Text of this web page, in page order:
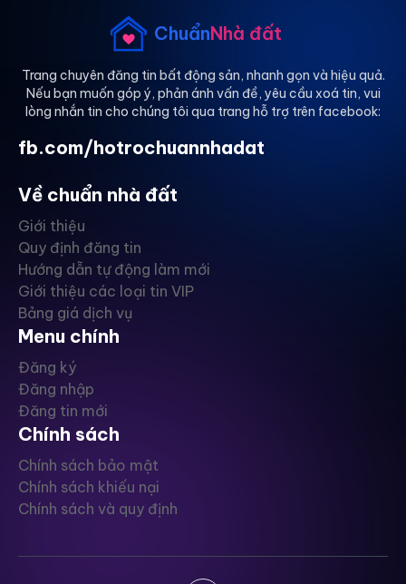
ChuẩnNhà đất
Trang chuyên đăng tin bất động sản, nhanh gọn và hiệu quả.
Nếu bạn muốn góp ý, phản ánh vấn đề, yêu cầu xoá tin, vui
lòng nhắn tin cho chúng tôi qua trang hỗ trợ trên facebook:
fb.com/hotrochuannhadat
Về chuẩn nhà đất
Giới thiệu
Quy định đăng tin
Hướng dẫn tự động làm mới
Giới thiệu các loại tin VIP
Bảng giá dịch vụ
Menu chính
Đăng ký
Đăng nhập
Đăng tin mới
Chính sách
Chính sách bảo mật
Chính sách khiếu nại
Chính sách và quy định